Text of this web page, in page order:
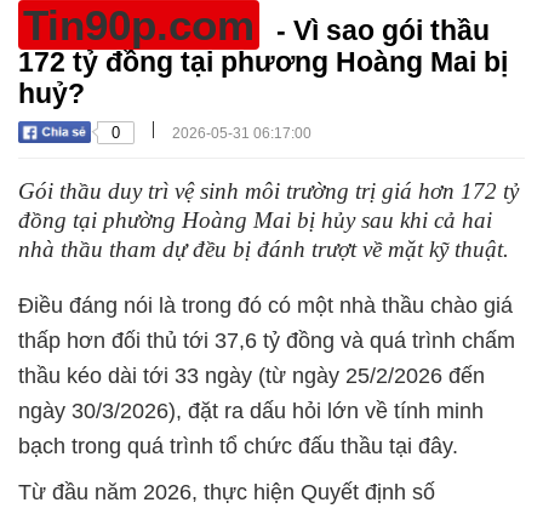
Tin90p.com
- Vì sao gói thầu
172 tỷ đồng tại phương Hoàng Mai bị
huỷ?
0 | 2026-05-31 06:17:00
Gói thầu duy trì vệ sinh môi trường trị giá hơn 172 tỷ
đồng tại phường Hoàng Mai bị hủy sau khi cả hai
nhà thầu tham dự đều bị đánh trượt về mặt kỹ thuật.
Điều đáng nói là trong đó có một nhà thầu chào giá
thấp hơn đối thủ tới 37,6 tỷ đồng và quá trình chấm
thầu kéo dài tới 33 ngày (từ ngày 25/2/2026 đến
ngày 30/3/2026), đặt ra dấu hỏi lớn về tính minh
bạch trong quá trình tổ chức đấu thầu tại đây.
Từ đầu năm 2026, thực hiện Quyết định số